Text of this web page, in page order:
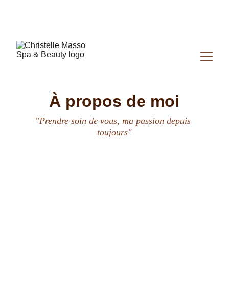
À propos de moi
"Prendre soin de vous, ma passion depuis
toujours"